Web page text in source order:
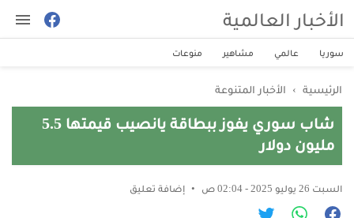
الأخبار العالمية
سوريا عالمي مشاهير منوعات
الرئيسية › الأخبار المتنوعة
شاب سوري يفوز ببطاقة يانصيب قيمتها 5.5
مليون دولار
السبت 26 يوليو 2025 - 02:04 ص إضافة تعليق